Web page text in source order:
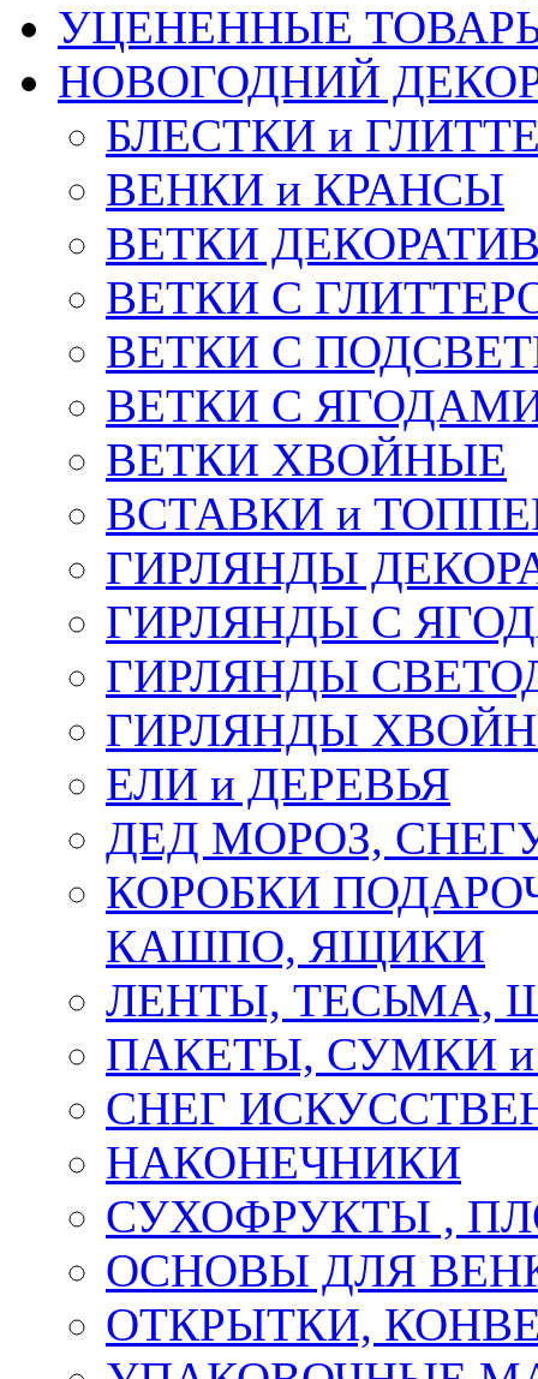
УЦЕНЕННЫЕ
НОВОГОДНИЙ
БЛЕСТКИ и
ВЕНКИ и КРАНСЫ
ВЕТКИ
ВЕТКИ С
ВЕТКИ С
ВЕТКИ С
ВЕТКИ ХВОЙНЫЕ
ВСТАВКИ и
ГИРЛЯНДЫ
ГИРЛЯНДЫ С
ГИРЛЯНДЫ
ГИРЛЯНДЫ
ЕЛИ и ДЕРЕВЬЯ
ДЕД МОРОЗ,
КОРОБКИ
КАШПО, ЯЩИКИ
ЛЕНТЫ, ТЕСЬМА,
ПАКЕТЫ, СУМКИ
СНЕГ
НАКОНЕЧНИКИ
СУХОФРУКТЫ ,
ОСНОВЫ ДЛЯ
ОТКРЫТКИ,